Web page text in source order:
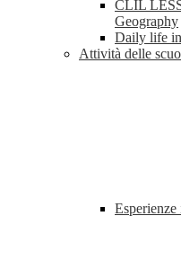
CLIL
Geography
Daily life
Attività delle